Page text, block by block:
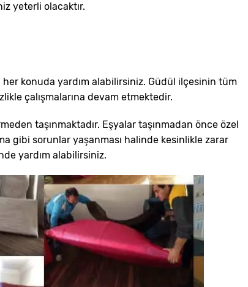
yeterli olacaktır.
her konuda yardım alabilirsiniz. Güdül ilçesinin tüm
çalışmalarına devam etmektedir.
taşınmaktadır. Eşyalar taşınmadan önce özel
gibi sorunlar yaşanması halinde kesinlikle zarar
yardım alabilirsiniz.